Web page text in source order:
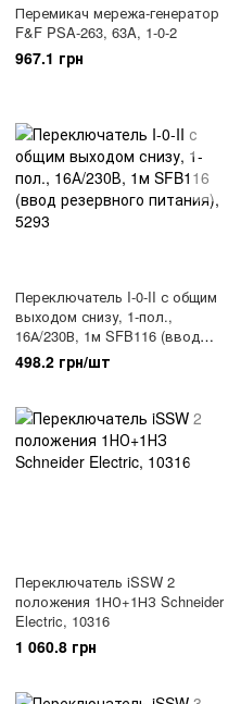
Перемикач мережа-генератор
F&F PSA-263, 63A, 1-0-2
967.1 грн
Переключатель I-0-II с общим
выходом снизу, 1-пол.,
16А/230В, 1м SFB116 (ввод
резервного питания), 5293
498.2 грн/шт
Переключатель iSSW 2
положения 1НО+1НЗ Schneider
Electric, 10316
1 060.8 грн